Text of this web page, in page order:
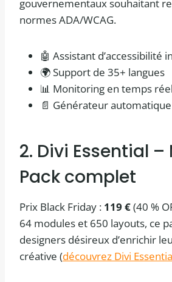
gouvernementaux souhaitant
normes ADA/WCAG.
🤖 Assistant d’accessibilité
🌍 Support de 35+ langues
📊 Monitoring en temps réel
📄 Générateur
2. Divi Essential –
Pack complet
Prix Black Friday : 119 €(40 %
64 modules et 650 layouts, ce
designers désireux d’enrichir
créative (découvrez Divi